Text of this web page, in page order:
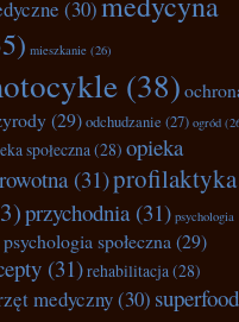
(30)
mieszkanie (26)
(38)
(29)odchudzanie (27) ogród
społeczna(28) opieka
(31)profilaktyka
przychodnia(31) psychologia
psychologia społeczna (29)
(31)rehabilitacja(28)
medyczny(30)